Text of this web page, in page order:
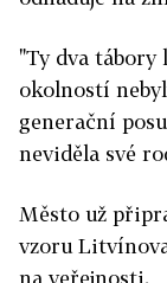
"Ty dva
okolností
generační
neviděla své
Město už
vzoru
na veřejnosti.